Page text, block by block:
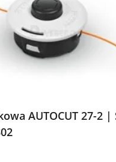
AUTOCUT 27-2 |